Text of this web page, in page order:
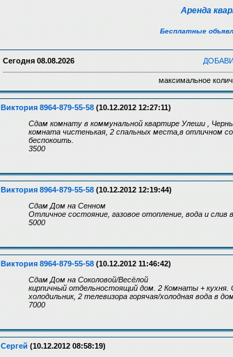
Аренда
Бесплатные
Сегодня 08.08.2026
максимальное
Виктория 8964-879-55-58 (10.12.2012 12:27:11)
Сдам комнату в коммунальной квартире Улеши ,
комната чистенькая, 2 спальных места,в отличном
беспокоить.
3500
Виктория 8964-879-55-58 (10.12.2012 12:19:44)
Сдам Дом на Сенном
Отличное состояние, газовое отопление, вода и
5000
Виктория 8964-879-55-58 (10.12.2012 11:46:42)
Сдам Дом на Соколовой/Весёлой
кирпичный отдельностоящий дом. 2 Комнаты +
холодильник, 2 телевизора горячая/холодная вода в
7000
Сергей (10.12.2012 08:58:19)